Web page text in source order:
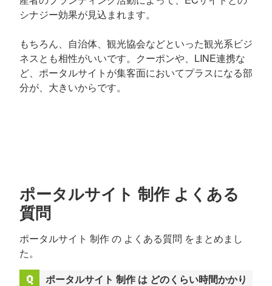
シナジー効果が見込まれます。
もちろん、自治体、観光協会などといった観光系ビジ
ネスとも相性がいいです。クーポンや、LINE連携な
ど、ポータルサイトが集客面においてプラスになる部
分が、大きいからです。
ポータルサイト 制作 よくある
質問
ポータルサイト 制作 の よくある質問 をまとめまし
た。
ポータルサイト 制作 は どのくらい時間かかり